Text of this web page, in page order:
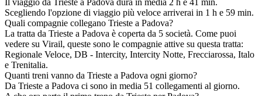
Il viaggio da Trieste a Padova dura in media 2 h e 41 min.
Scegliendo l'opzione di viaggio più veloce arriverai in 1 h e 59 min.
Quali compagnie collegano Trieste a Padova?
La tratta da Trieste a Padova è coperta da 5 società. Come puoi
vedere su Virail, queste sono le compagnie attive su questa tratta:
Regionale Veloce, DB - Intercity, Intercity Notte, Frecciarossa, Italo
e Trenitalia.
Quanti treni vanno da Trieste a Padova ogni giorno?
Da Trieste a Padova ci sono in media 51 collegamenti al giorno.